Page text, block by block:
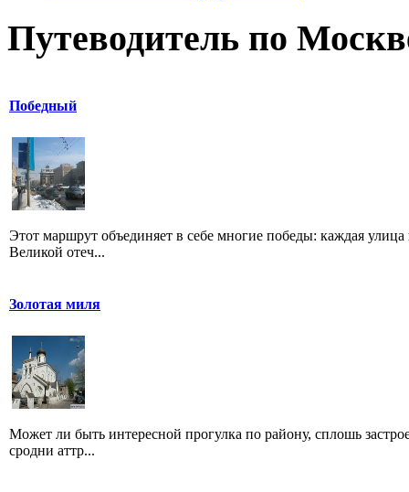
Путеводитель по
Победный
Этот маршрут объединяет в себе многие победы: каждая
Великой отеч...
Золотая миля
Может ли быть интересной прогулка по району, сплошь
сродни аттр...